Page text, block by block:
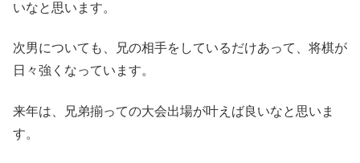
いなと思います。
次男についても、兄の相手をしているだけあって、将棋が
日々強くなっています。
来年は、兄弟揃っての大会出場が叶えば良いなと思いま
す。